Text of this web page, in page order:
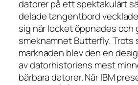
datorer på ett spektakulärt
delade tangentbord
sig när locket öppnades och
smeknamnet Butterfly. Trots
marknaden blev den en
av datorhistoriens mest
bärbara datorer. När IBM